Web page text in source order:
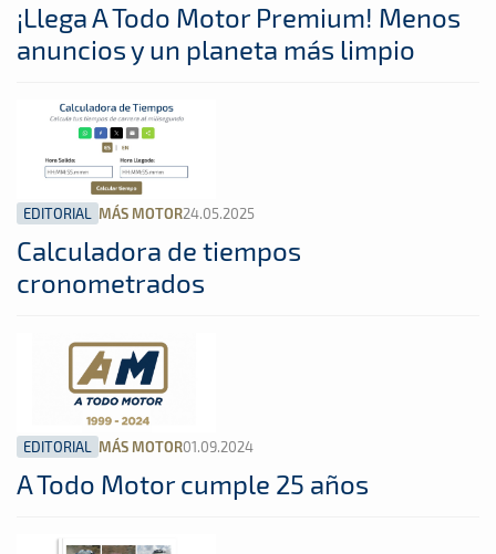
¡Llega A Todo Motor Premium! Menos
anuncios y un planeta más limpio
EDITORIAL MÁS MOTOR24.05.2025
Calculadora de tiempos
cronometrados
EDITORIAL MÁS MOTOR01.09.2024
A Todo Motor cumple 25 años